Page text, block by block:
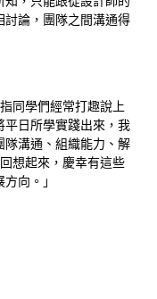
論，團隊之間溝通得
同學們經常打趣說上
日所學實踐出來，我
溝通、組織能力、解
想起來，慶幸有這些
向。」